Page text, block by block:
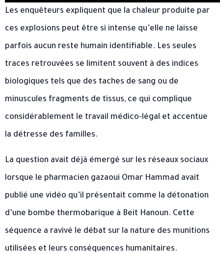
Les enquêteurs expliquent que la chaleur produite par
ces explosions peut être si intense qu’elle ne laisse
parfois aucun reste humain identifiable. Les seules
traces retrouvées se limitent souvent à des indices
biologiques tels que des taches de sang ou de
minuscules fragments de tissus, ce qui complique
considérablement le travail médico-légal et accentue
la détresse des familles.
La question avait déjà émergé sur les réseaux sociaux
lorsque le pharmacien gazaoui Omar Hammad avait
publié une vidéo qu’il présentait comme la détonation
d’une bombe thermobarique à Beit Hanoun. Cette
séquence a ravivé le débat sur la nature des munitions
utilisées et leurs conséquences humanitaires.